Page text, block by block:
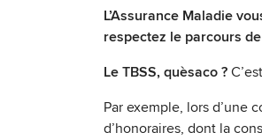
L’Assurance Maladie
respectez le parcours
Le TBSS, quèsaco ?
Par exemple, lors d’une
d’honoraires, dont la